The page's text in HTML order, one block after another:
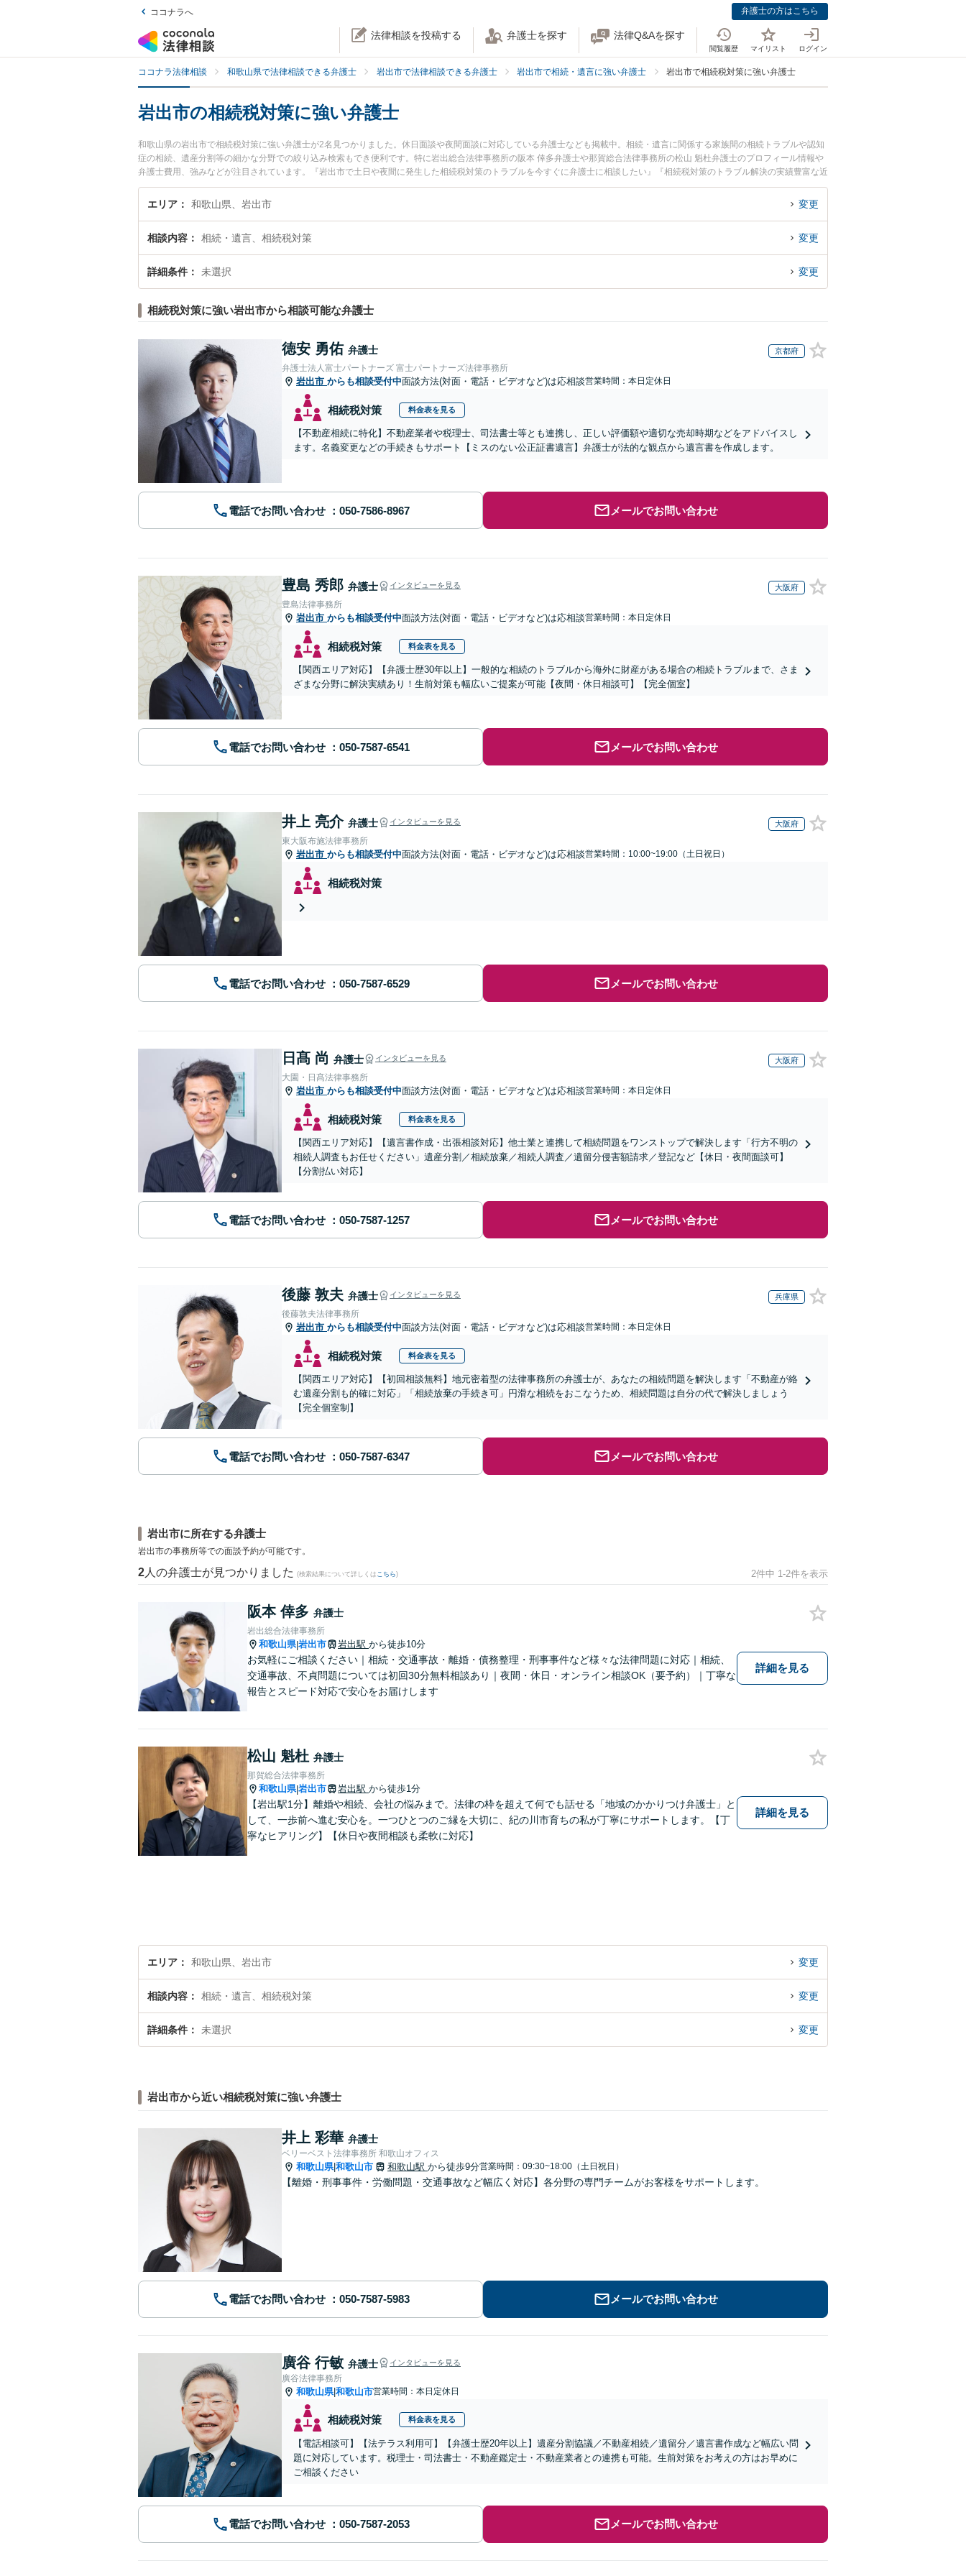
ココナラへ 弁護士の方はこちら
法律相談を投稿する 弁護士を探す 法律Q&Aを探す
閲覧履歴 マイリスト ログイン
ココナラ法律相談 和歌山県で法律相談できる弁護士 岩出市で法律相談できる弁護士 岩出市で相続・遺言に強い弁護士 岩出市で相続税対策に強い弁護士
岩出市の相続税対策に強い弁護士
和歌山県の岩出市で相続税対策に強い弁護士が2名見つかりました。休日面談や夜間面談に対応している弁護士なども掲載中。相続・遺言に関係する家族間の相続トラブルや認知
症の相続、遺産分割等の細かな分野での絞り込み検索もでき便利です。特に岩出総合法律事務所の阪本 倖多弁護士や那賀総合法律事務所の松山 魁杜弁護士のプロフィール情報や
弁護士費用、強みなどが注目されています。『岩出市で土日や夜間に発生した相続税対策のトラブルを今すぐに弁護士に相談したい』『相続税対策のトラブル解決の実績豊富な近
くの弁護士を検索したい』『初回相談無料で相続税対策を法律相談できる岩出市内の弁護士に相談予約したい』などでお困りの相談者さんにおすすめです。
エリア 和歌山県、岩出市 変更
相談内容 相続・遺言、相続税対策 変更
詳細条件 未選択 変更
相続税対策に強い岩出市から相談可能な弁護士
徳安 勇佑 弁護士 京都府
弁護士法人富士パートナーズ 富士パートナーズ法律事務所
岩出市 からも相談受付中面談方法(対面・電話・ビデオなど)は応相談営業時間：本日定休日
相続税対策 料金表を見る
【不動産相続に特化】不動産業者や税理士、司法書士等とも連携し、正しい評価額や適切な売却時期などをアドバイスし
ます。名義変更などの手続きもサポート【ミスのない公正証書遺言】弁護士が法的な観点から遺言書を作成します。
電話でお問い合わせ メールでお問い合わせ
豊島 秀郎 弁護士 インタビューを見る 大阪府
豊島法律事務所
岩出市 からも相談受付中面談方法(対面・電話・ビデオなど)は応相談営業時間：本日定休日
相続税対策 料金表を見る
【関西エリア対応】【弁護士歴30年以上】一般的な相続のトラブルから海外に財産がある場合の相続トラブルまで、さま
ざまな分野に解決実績あり！生前対策も幅広いご提案が可能【夜間・休日相談可】【完全個室】
電話でお問い合わせ メールでお問い合わせ
井上 亮介 弁護士 インタビューを見る 大阪府
東大阪布施法律事務所
岩出市 からも相談受付中面談方法(対面・電話・ビデオなど)は応相談営業時間：10:00~19:00（土日祝日）
相続税対策
電話でお問い合わせ メールでお問い合わせ
日髙 尚 弁護士 インタビューを見る 大阪府
大園・日髙法律事務所
岩出市 からも相談受付中面談方法(対面・電話・ビデオなど)は応相談営業時間：本日定休日
相続税対策 料金表を見る
【関西エリア対応】【遺言書作成・出張相談対応】他士業と連携して相続問題をワンストップで解決します「行方不明の
相続人調査もお任せください」遺産分割／相続放棄／相続人調査／遺留分侵害額請求／登記など【休日・夜間面談可】
【分割払い対応】
電話でお問い合わせ メールでお問い合わせ
後藤 敦夫 弁護士 インタビューを見る 兵庫県
後藤敦夫法律事務所
岩出市 からも相談受付中面談方法(対面・電話・ビデオなど)は応相談営業時間：本日定休日
相続税対策 料金表を見る
【関西エリア対応】【初回相談無料】地元密着型の法律事務所の弁護士が、あなたの相続問題を解決します「不動産が絡
む遺産分割も的確に対応」「相続放棄の手続き可」円滑な相続をおこなうため、相続問題は自分の代で解決しましょう
【完全個室制】
電話でお問い合わせ メールでお問い合わせ
岩出市に所在する弁護士
岩出市の事務所等での面談予約が可能です。
2 人の弁護士が見つかりました (検索結果について詳しくは こちら) 2件中 1-2件を表示
阪本 倖多 弁護士
岩出総合法律事務所
和歌山県|岩出市 岩出駅 から徒歩10分
お気軽にご相談ください｜相続・交通事故・離婚・債務整理・刑事事件など様々な法律問題に対応｜相続、
交通事故、不貞問題については初回30分無料相談あり｜夜間・休日・オンライン相談OK（要予約）｜丁寧な
報告とスピード対応で安心をお届けします
詳細を見る
松山 魁杜 弁護士
那賀総合法律事務所
和歌山県|岩出市 岩出駅 から徒歩1分
【岩出駅1分】離婚や相続、会社の悩みまで。法律の枠を超えて何でも話せる「地域のかかりつけ弁護士」と
して、一歩前へ進む安心を。一つひとつのご縁を大切に、紀の川市育ちの私が丁寧にサポートします。【丁
寧なヒアリング】【休日や夜間相談も柔軟に対応】
詳細を見る
エリア 和歌山県、岩出市 変更
相談内容 相続・遺言、相続税対策 変更
詳細条件 未選択 変更
岩出市から近い相続税対策に強い弁護士
井上 彩華 弁護士
ベリーベスト法律事務所 和歌山オフィス
和歌山県|和歌山市 和歌山駅 から徒歩9分営業時間：09:30~18:00（土日祝日）
【離婚・刑事事件・労働問題・交通事故など幅広く対応】各分野の専門チームがお客様をサポートします。
電話でお問い合わせ メールでお問い合わせ
廣谷 行敏 弁護士 インタビューを見る
廣谷法律事務所
和歌山県|和歌山市営業時間：本日定休日
相続税対策 料金表を見る
【電話相談可】【法テラス利用可】【弁護士歴20年以上】遺産分割協議／不動産相続／遺留分／遺言書作成など幅広い問
題に対応しています。税理士・司法書士・不動産鑑定士・不動産業者との連携も可能。生前対策をお考えの方はお早めに
ご相談ください
電話でお問い合わせ メールでお問い合わせ